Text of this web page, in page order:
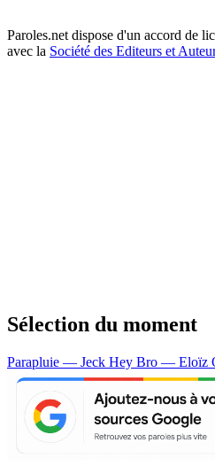
Paroles.net dispose d'un accord de
avec la Société des Editeurs et
Sélection du moment
Parapluie — Jeck Hey Bro — Eloïz